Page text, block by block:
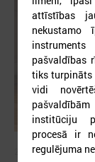
2026. gada 09. jūlijs
attīstības
pašvaldības
tiks turpināts
vidi
institūciju
procesā ir
regulējuma